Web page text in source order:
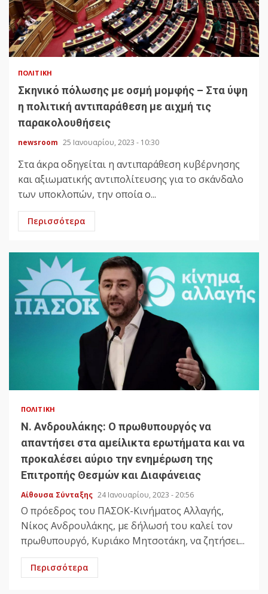
ΠΟΛΙΤΙΚΉ
Σκηνικό πόλωσης με οσμή μομφής – Στα ύψη
η πολιτική αντιπαράθεση με αιχμή τις
παρακολουθήσεις
newsroom 25 Ιανουαρίου, 2023 - 10:30
Στα άκρα οδηγείται η αντιπαράθεση κυβέρνησης
και αξιωματικής αντιπολίτευσης για το σκάνδαλο
των υποκλοπών, την οποία ο...
Περισσότερα
ΠΟΛΙΤΙΚΉ
Ν. Ανδρουλάκης: Ο πρωθυπουργός να
απαντήσει στα αμείλικτα ερωτήματα και να
προκαλέσει αύριο την ενημέρωση της
Επιτροπής Θεσμών και Διαφάνειας
Αίθουσα Σύνταξης 24 Ιανουαρίου, 2023 - 20:56
Ο πρόεδρος του ΠΑΣΟΚ-Κινήματος Αλλαγής,
Νίκος Ανδρουλάκης, με δήλωσή του καλεί τον
πρωθυπουργό, Κυριάκο Μητσοτάκη, να ζητήσει...
Περισσότερα